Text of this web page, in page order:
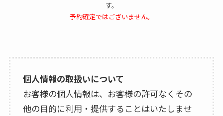
す。
予約確定ではございません。
個人情報の取扱いについて
お客様の個人情報は、お客様の許可なくその
他の目的に利用・提供することはいたしませ